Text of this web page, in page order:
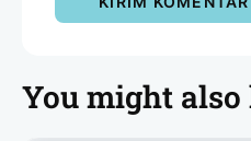
You might